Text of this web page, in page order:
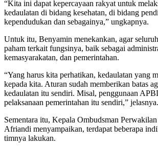
“Kita ini dapat kepercayaan rakyat untuk
kedaulatan di bidang kesehatan, di bidang
kependudukan dan sebagainya,” ungkapnya.
Untuk itu, Benyamin menekankan, agar
paham terkait fungsinya, baik sebagai
kemasyarakatan, dan pemerintahan.
“Yang harus kita perhatikan, kedaulatan yang
kepada kita. Aturan sudah memberikan batas
kedaulatan itu sendiri. Misal, penggunaan
pelaksanaan pemerintahan itu sendiri,” jelasnya.
Sementara itu, Kepala Ombudsman
Afriandi menyampaikan, terdapat beberapa
timnya lakukan.